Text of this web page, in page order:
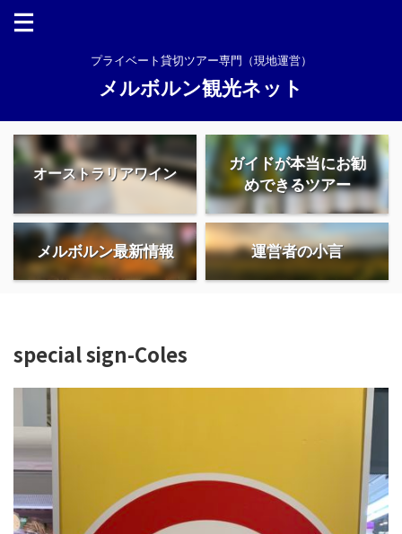
プライベート貸切ツアー専門（現地運営）
メルボルン観光ネット
オーストラリアワイン
ガイドが本当にお勧
めできるツアー
メルボルン最新情報 運営者の小言
special sign-Coles